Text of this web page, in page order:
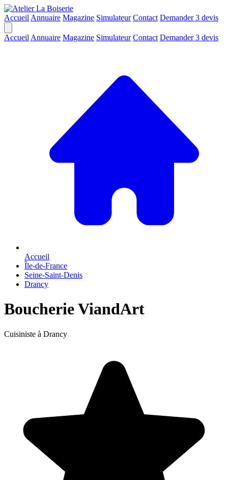
Accueil Annuaire Magazine Simulateur Contact Demander 3 devis
Accueil Annuaire Magazine Simulateur Contact Demander 3 devis
Accueil
Île-de-France
Seine-Saint-Denis
Drancy
Boucherie ViandArt
Cuisiniste à Drancy